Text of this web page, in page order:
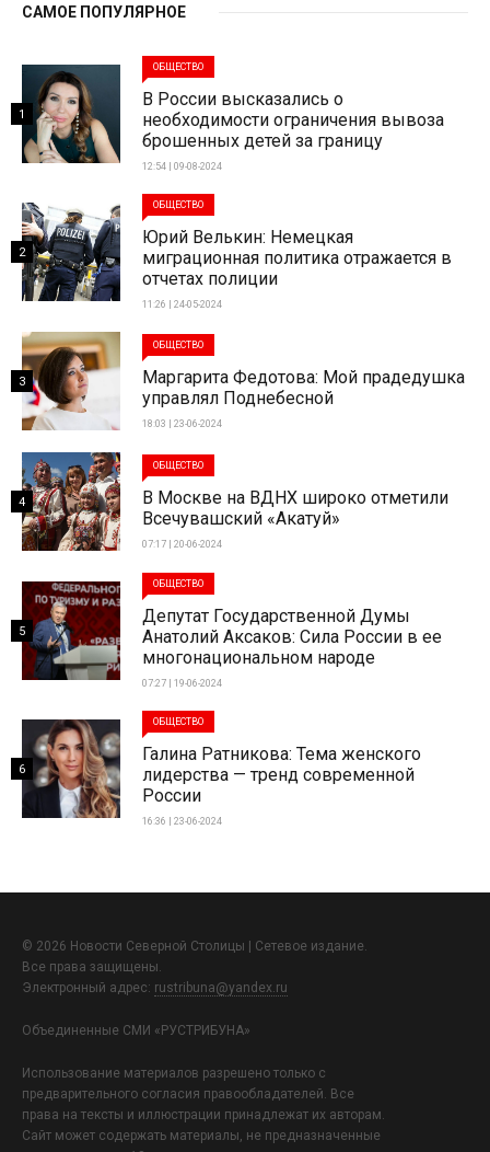
САМОЕ ПОПУЛЯРНОЕ
ОБЩЕСТВО
В России высказались о
необходимости ограничения вывоза
брошенных детей за границу
12:54 | 09-08-2024
1
ОБЩЕСТВО
Юрий Велькин: Немецкая
миграционная политика отражается в
отчетах полиции
11:26 | 24-05-2024
2
ОБЩЕСТВО
Маргарита Федотова: Мой прадедушка
управлял Поднебесной
18:03 | 23-06-2024
3
ОБЩЕСТВО
В Москве на ВДНХ широко отметили
Всечувашский «Акатуй»
07:17 | 20-06-2024
4
ОБЩЕСТВО
Депутат Государственной Думы
Анатолий Аксаков: Сила России в ее
многонациональном народе
07:27 | 19-06-2024
5
ОБЩЕСТВО
Галина Ратникова: Тема женского
лидерства — тренд современной
России
16:36 | 23-06-2024
6
© 2026 Новости Северной Столицы | Сетевое издание.
Все права защищены.
Электронный адрес: rustribuna@yandex.ru
Объединенные СМИ «РУСТРИБУНА»
Использование материалов разрешено только с
предварительного согласия правообладателей. Все
права на тексты и иллюстрации принадлежат их авторам.
Сайт может содержать материалы, не предназначенные